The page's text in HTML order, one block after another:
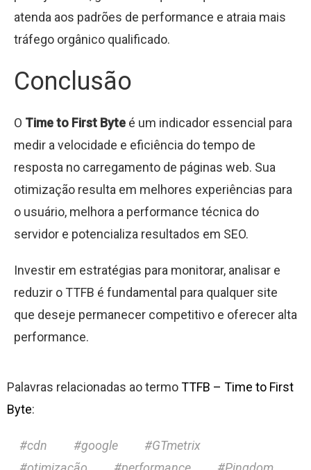
atenda aos padrões de performance e atraia mais
tráfego orgânico qualificado.
Conclusão
O Time to First Byte é um indicador essencial para
medir a velocidade e eficiência do tempo de
resposta no carregamento de páginas web. Sua
otimização resulta em melhores experiências para
o usuário, melhora a performance técnica do
servidor e potencializa resultados em SEO.
Investir em estratégias para monitorar, analisar e
reduzir o TTFB é fundamental para qualquer site
que deseje permanecer competitivo e oferecer alta
performance.
Palavras relacionadas ao termoTTFB – Time to First
Byte:
cdn google
GTmetrix